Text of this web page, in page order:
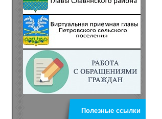
Полезные ссылки